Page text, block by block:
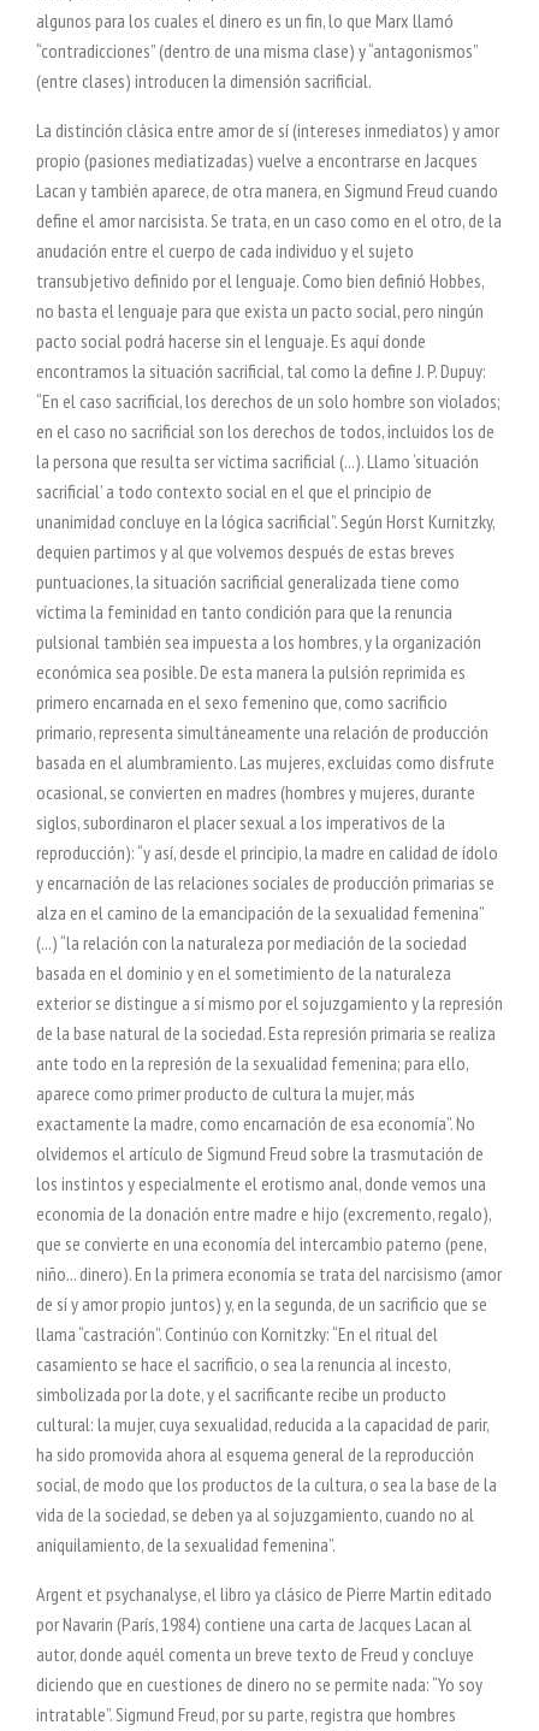
algunos para los cuales el dinero es un fin, lo que Marx llamó
“contradicciones” (dentro de una misma clase) y “antagonismos”
(entre clases) introducen la dimensión sacrificial.
La distinción clásica entre amor de sí (intereses inmediatos) y amor
propio (pasiones mediatizadas) vuelve a encontrarse en Jacques
Lacan y también aparece, de otra manera, en Sigmund Freud cuando
define el amor narcisista. Se trata, en un caso como en el otro, de la
anudación entre el cuerpo de cada individuo y el sujeto
transubjetivo definido por el lenguaje. Como bien definió Hobbes,
no basta el lenguaje para que exista un pacto social, pero ningún
pacto social podrá hacerse sin el lenguaje. Es aquí donde
encontramos la situación sacrificial, tal como la define J. P. Dupuy:
“En el caso sacrificial, los derechos de un solo hombre son violados;
en el caso no sacrificial son los derechos de todos, incluidos los de
la persona que resulta ser víctima sacrificial (...). Llamo ‘situación
sacrificial’ a todo contexto social en el que el principio de
unanimidad concluye en la lógica sacrificial”. Según Horst Kurnitzky,
dequien partimos y al que volvemos después de estas breves
puntuaciones, la situación sacrificial generalizada tiene como
víctima la feminidad en tanto condición para que la renuncia
pulsional también sea impuesta a los hombres, y la organización
económica sea posible. De esta manera la pulsión reprimida es
primero encarnada en el sexo femenino que, como sacrificio
primario, representa simultáneamente una relación de producción
basada en el alumbramiento. Las mujeres, excluidas como disfrute
ocasional, se convierten en madres (hombres y mujeres, durante
siglos, subordinaron el placer sexual a los imperativos de la
reproducción): “y así, desde el principio, la madre en calidad de ídolo
y encarnación de las relaciones sociales de producción primarias se
alza en el camino de la emancipación de la sexualidad femenina”
(...) “la relación con la naturaleza por mediación de la sociedad
basada en el dominio y en el sometimiento de la naturaleza
exterior se distingue a sí mismo por el sojuzgamiento y la represión
de la base natural de la sociedad. Esta represión primaria se realiza
ante todo en la represión de la sexualidad femenina; para ello,
aparece como primer producto de cultura la mujer, más
exactamente la madre, como encarnación de esa economía”. No
olvidemos el artículo de Sigmund Freud sobre la trasmutación de
los instintos y especialmente el erotismo anal, donde vemos una
economía de la donación entre madre e hijo (excremento, regalo),
que se convierte en una economía del intercambio paterno (pene,
niño... dinero). En la primera economía se trata del narcisismo (amor
de sí y amor propio juntos) y, en la segunda, de un sacrificio que se
llama “castración”. Continúo con Kornitzky: “En el ritual del
casamiento se hace el sacrificio, o sea la renuncia al incesto,
simbolizada por la dote, y el sacrificante recibe un producto
cultural: la mujer, cuya sexualidad, reducida a la capacidad de parir,
ha sido promovida ahora al esquema general de la reproducción
social, de modo que los productos de la cultura, o sea la base de la
vida de la sociedad, se deben ya al sojuzgamiento, cuando no al
aniquilamiento, de la sexualidad femenina”.
Argent et psychanalyse, el libro ya clásico de Pierre Martin editado
por Navarin (París, 1984) contiene una carta de Jacques Lacan al
autor, donde aquél comenta un breve texto de Freud y concluye
diciendo que en cuestiones de dinero no se permite nada: “Yo soy
intratable”. Sigmund Freud, por su parte, registra que hombres